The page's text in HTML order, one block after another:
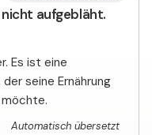
aufgebläht.
Es ist eine
seine Ernährung
Automatisch übersetzt